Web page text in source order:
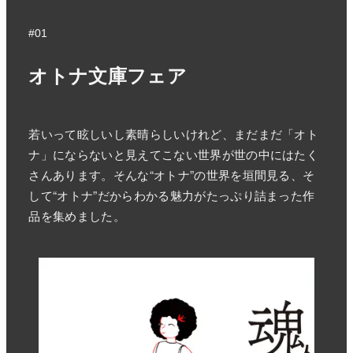
#01
オトナ文庫フェア
若いって眩しいし素晴らしいけれど、まだまだ「オト
ナ」にならないと見えてこない世界が世の中にはたく
さんあります。そんな“オトナ”の世界を垣間見る、そ
して“オトナ”だからわかる魅力がたっぷり詰まった作
品を集めました。